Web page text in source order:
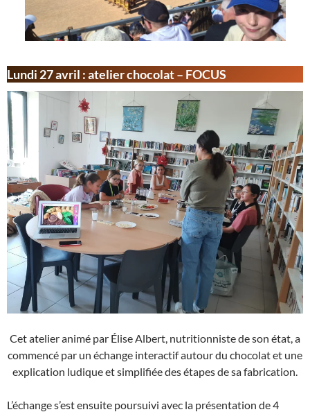
Lundi 27 avril : atelier chocolat – FOCUS
Cet atelier animé par Élise Albert, nutritionniste de son état, a
commencé par un échange interactif autour du chocolat et une
explication ludique et simplifiée des étapes de sa fabrication.
L’échange s’est ensuite poursuivi avec la présentation de 4